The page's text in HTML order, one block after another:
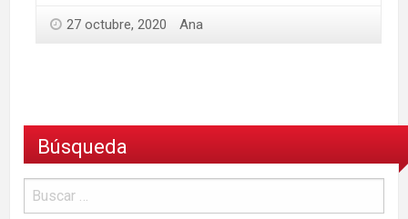
27 octubre, 2020 Ana
Búsqueda